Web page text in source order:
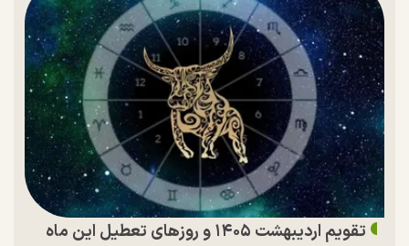
تقویم اردیبهشت ۱۴۰۵ و روز‌های تعطیل این ماه